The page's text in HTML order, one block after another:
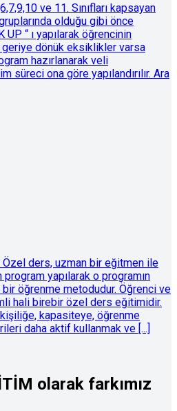
ve 11. Sınıfları kapsayan
olduğu gibi önce
UP “ ı yapılarak öğrencinin
dönük eksiklikler varsa
hazırlanarak veli
süreci ona göre yapılandırılır. Ara
ders, uzman bir eğitmen ile
yapılarak o programın
öğrenme metodudur. Öğrenci ve
hali birebir özel ders eğitimidir.
kapasiteye, öğrenme
daha aktif kullanmak ve [...]
olarak farkımız